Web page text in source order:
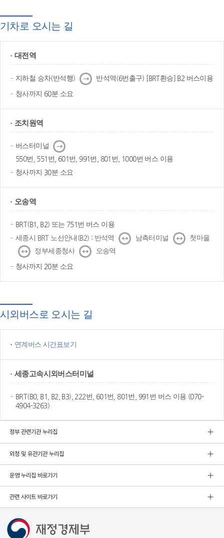
기차로 오시는 길
대전역
지하철 승차(반석행) 다
음
반석역(6번출구) [BRT환승] B2 버스이용
청사까지 60분 소요
조치원역
버스터미널 다
음
550번, 551번, 601번, 991번, 801번, 1000번 버스 이용
청사까지 30분 소요
오송역
BRT(B1, B2) 또는 751번 버스 이용
세종시 BRT 노선안내(B2) : 반석역
↔ 남측터미널 ↔
첫마을
↔
정부세종청사 ↔
오송역
청사까지 20분 소요
시외버스로 오시는 길
연계버스 시간표보기
세종고속시외버스터미널
BRT(B0, B1, B2, B3), 222번, 601번, 801번, 991번 버스 이용 (070-
4904-3263)
정부 관련기관 누리집
외청 및 유관기관 누리집
운영 누리집 바로가기
관련 사이트 바로가기